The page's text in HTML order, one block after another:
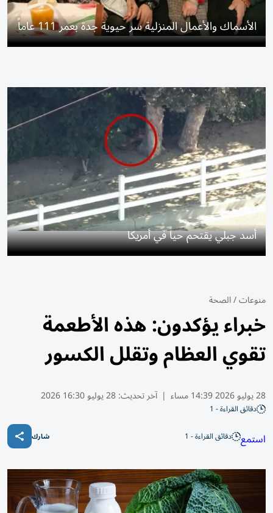
الأسماك والأعمال المنزلية سر حيوية جدة بعمر 111 عاماً
أسد جبلي يقتحم حياً في أمريكا
منوعات/الصحة
خبراء يؤكدون: هذه الأطعمة
تقوي العظام وتقلل الكسور
28 يوليو 2026 14:39 مساء | آخر تحديث:28 يوليو 16:30 2026
دقائق القراءة - 1
استمع دقائق القراءة - 1 شارك